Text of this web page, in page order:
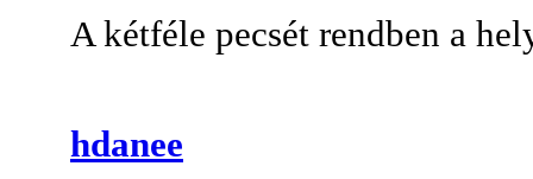
A kétféle pecsét rendben a
hdanee